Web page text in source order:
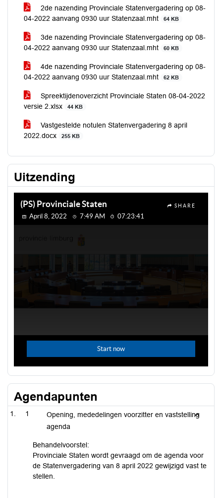
2de nazending Provinciale Statenvergadering op 08-
04-2022 aanvang 0930 uur Statenzaal.mht
64 KB
3de nazending Provinciale Statenvergadering op 08-
04-2022 aanvang 0930 uur Statenzaal.mht
60 KB
4de nazending Provinciale Statenvergadering op 08-
04-2022 aanvang 0930 uur Statenzaal.mht
62 KB
Spreektijdenoverzicht Provinciale Staten 08-04-2022
versie 2.xlsx
44 KB
Vastgestelde notulen Statenvergadering 8 april
2022.docx
255 KB
Uitzending
Agendapunten
1
Opening, mededelingen voorzitter en vaststelling
agenda
Behandelvoorstel:
Provinciale Staten wordt gevraagd om de agenda voor
de Statenvergadering van 8 april 2022 gewijzigd vast te
stellen.